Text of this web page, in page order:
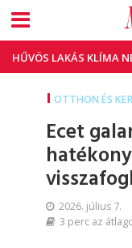
HŰVÖS LAKÁS KLÍMA
OTTHON ÉS
Ecet
2026. július 7.
3 perc az